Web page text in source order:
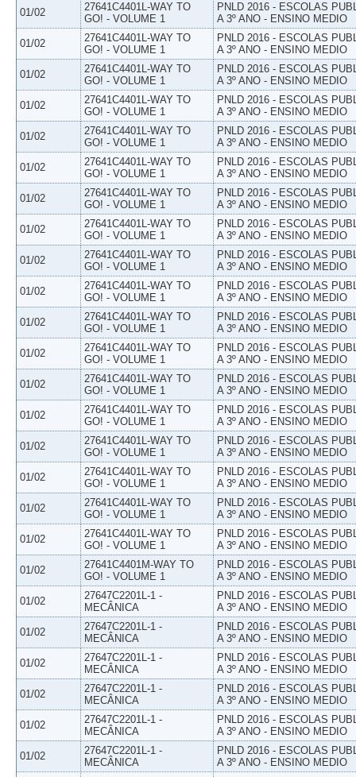
01/02
27641C4401L-WAY TO
GO! - VOLUME 1
PNLD 2016 - ESCOLAS
A 3º ANO - ENSINO MEDIO
01/02
27641C4401L-WAY TO
GO! - VOLUME 1
PNLD 2016 - ESCOLAS
A 3º ANO - ENSINO MEDIO
01/02
27641C4401L-WAY TO
GO! - VOLUME 1
PNLD 2016 - ESCOLAS
A 3º ANO - ENSINO MEDIO
01/02
27641C4401L-WAY TO
GO! - VOLUME 1
PNLD 2016 - ESCOLAS
A 3º ANO - ENSINO MEDIO
01/02
27641C4401L-WAY TO
GO! - VOLUME 1
PNLD 2016 - ESCOLAS
A 3º ANO - ENSINO MEDIO
01/02
27641C4401L-WAY TO
GO! - VOLUME 1
PNLD 2016 - ESCOLAS
A 3º ANO - ENSINO MEDIO
01/02
27641C4401L-WAY TO
GO! - VOLUME 1
PNLD 2016 - ESCOLAS
A 3º ANO - ENSINO MEDIO
01/02
27641C4401L-WAY TO
GO! - VOLUME 1
PNLD 2016 - ESCOLAS
A 3º ANO - ENSINO MEDIO
01/02
27641C4401L-WAY TO
GO! - VOLUME 1
PNLD 2016 - ESCOLAS
A 3º ANO - ENSINO MEDIO
01/02
27641C4401L-WAY TO
GO! - VOLUME 1
PNLD 2016 - ESCOLAS
A 3º ANO - ENSINO MEDIO
01/02
27641C4401L-WAY TO
GO! - VOLUME 1
PNLD 2016 - ESCOLAS
A 3º ANO - ENSINO MEDIO
01/02
27641C4401L-WAY TO
GO! - VOLUME 1
PNLD 2016 - ESCOLAS
A 3º ANO - ENSINO MEDIO
01/02
27641C4401L-WAY TO
GO! - VOLUME 1
PNLD 2016 - ESCOLAS
A 3º ANO - ENSINO MEDIO
01/02
27641C4401L-WAY TO
GO! - VOLUME 1
PNLD 2016 - ESCOLAS
A 3º ANO - ENSINO MEDIO
01/02
27641C4401L-WAY TO
GO! - VOLUME 1
PNLD 2016 - ESCOLAS
A 3º ANO - ENSINO MEDIO
01/02
27641C4401L-WAY TO
GO! - VOLUME 1
PNLD 2016 - ESCOLAS
A 3º ANO - ENSINO MEDIO
01/02
27641C4401L-WAY TO
GO! - VOLUME 1
PNLD 2016 - ESCOLAS
A 3º ANO - ENSINO MEDIO
01/02
27641C4401L-WAY TO
GO! - VOLUME 1
PNLD 2016 - ESCOLAS
A 3º ANO - ENSINO MEDIO
01/02
27641C4401M-WAY TO
GO! - VOLUME 1
PNLD 2016 - ESCOLAS
A 3º ANO - ENSINO MEDIO
01/02
27647C2201L-1 -
MECÂNICA
PNLD 2016 - ESCOLAS
A 3º ANO - ENSINO MEDIO
01/02
27647C2201L-1 -
MECÂNICA
PNLD 2016 - ESCOLAS
A 3º ANO - ENSINO MEDIO
01/02
27647C2201L-1 -
MECÂNICA
PNLD 2016 - ESCOLAS
A 3º ANO - ENSINO MEDIO
01/02
27647C2201L-1 -
MECÂNICA
PNLD 2016 - ESCOLAS
A 3º ANO - ENSINO MEDIO
01/02
27647C2201L-1 -
MECÂNICA
PNLD 2016 - ESCOLAS
A 3º ANO - ENSINO MEDIO
01/02
27647C2201L-1 -
MECÂNICA
PNLD 2016 - ESCOLAS
A 3º ANO - ENSINO MEDIO